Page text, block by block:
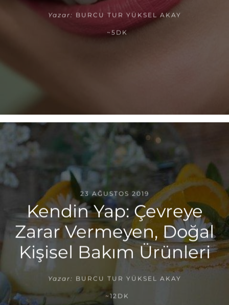
Yazar: BURCU TUR YÜKSEL AKAY
~5DK
23 AĞUSTOS 2019
Kendin Yap: Çevreye
Zarar Vermeyen, Doğal
Kişisel Bakım Ürünleri
Yazar: BURCU TUR YÜKSEL AKAY
~12DK